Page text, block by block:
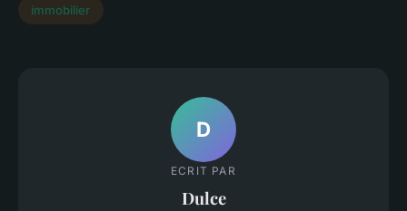
immobilier
D
ECRIT PAR
Dulce